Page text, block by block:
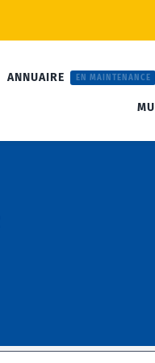
ANNUAIRE EN MAINTENANCE